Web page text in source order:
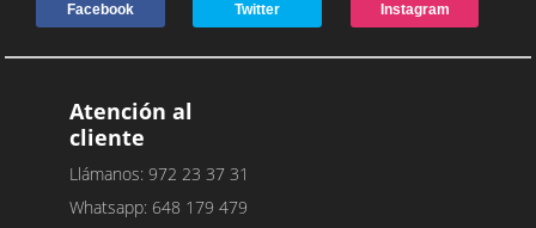
Facebook Twitter Instagram
Atención al
cliente
Llámanos: 972 23 37 31
Whatsapp: 648 179 479